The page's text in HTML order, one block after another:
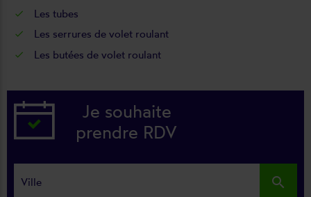
Les tubes
Les serrures de volet roulant
Les butées de volet roulant
Je souhaite
prendre RDV
search